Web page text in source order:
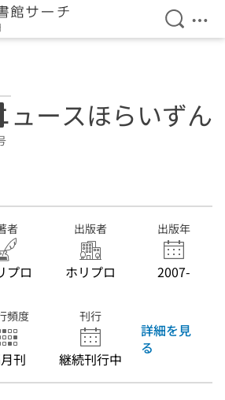
検索を
メ
ュースほらいずん
者
プロ
出版者
ホリプロ
出版年
2007-
頻度
刊
刊行
継続刊行中
詳細を見
る